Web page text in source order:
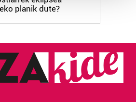
zure datu pertsonalak
IP zenbakia, besteak beste,
informazioa biltzeko eta
Zure datuak nork eta zertarako
dezakezu.
planik dute?